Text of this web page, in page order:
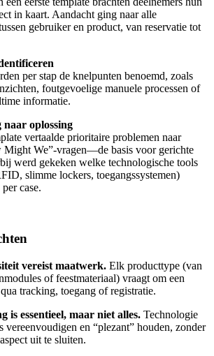
in kaart. Aandacht ging naar alle
gebruiker en product, van reservatie tot
per stap de knelpunten benoemd, zoals
foutgevoelige manuele processen of
informatie.
oplossing
vertaalde prioritaire problemen naar
Might We”-vragen—de basis voor gerichte
werd gekeken welke technologische tools
slimme lockers, toegangssystemen)
case.
vereist maatwerk. Elk producttype (van
of feestmateriaal) vraagt om een
tracking, toegang of registratie.
is essentieel, maar niet alles. Technologie
vereenvoudigen en “plezant” houden, zonder
uit te sluiten.